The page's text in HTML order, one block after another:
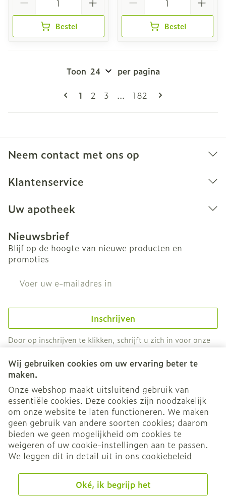
Wij gebruiken cookies om uw ervaring beter te
maken.
Onze webshop maakt uitsluitend gebruik van
essentiële cookies. Deze cookies zijn noodzakelijk
om onze website te laten functioneren. We maken
geen gebruik van andere soorten cookies; daarom
bieden we geen mogelijkheid om cookies te
weigeren of uw cookie-instellingen aan te passen.
We leggen dit in detail uit in ons cookiebeleid
Oké, ik begrijp het
Bestel Bestel
Pagina's
U lees momenteel pagina
1 Pagina
2 Pagina
3 ... Pagina
182
Toon per pagina
Neem contact met ons op
Klantenservice
Uw apotheek
Nieuwsbrief
Blijf op de hoogte van nieuwe producten en
promoties
Inschrijven
Door op inschrijven te klikken, schrijft u zich in voor onze
nieuwsbrief en gaat u akkoord met onzeprivacy policy.
Juridische links